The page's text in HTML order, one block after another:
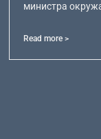
министра
Read more >